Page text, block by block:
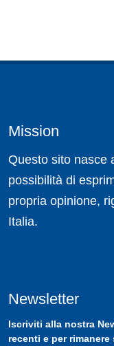
Mission
Questo sito nasce
possibilità di
propria opinione,
Italia.
Newsletter
Iscriviti alla nostra
recenti e per